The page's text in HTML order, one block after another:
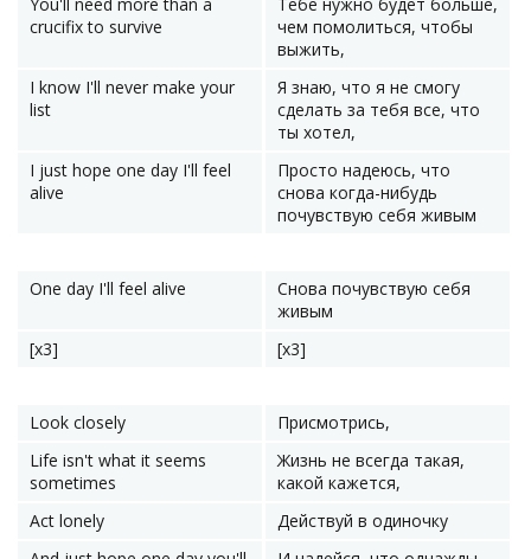
crucifix to survive
чем помолиться, чтобы
выжить,
I know I'll never make your
list
Я знаю, что я не смогу
сделать за тебя все, что
ты хотел,
I just hope one day I'll feel
alive
Просто надеюсь, что
снова когда-нибудь
почувствую себя живым
One day I'll feel alive
Снова почувствую себя
живым
[x3]
[x3]
Look closely
Присмотрись,
Life isn't what it seems
sometimes
Жизнь не всегда такая,
какой кажется,
Act lonely
Действуй в одиночку